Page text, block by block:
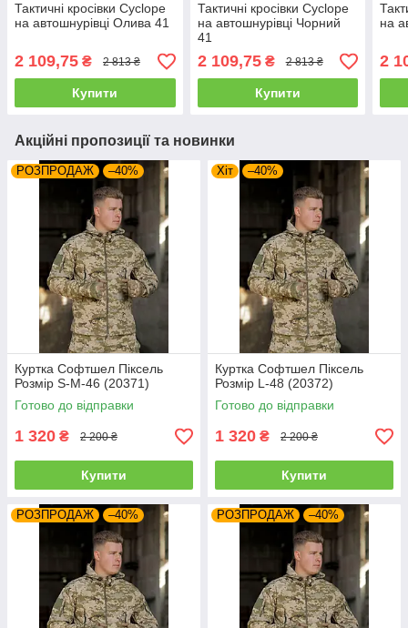
Тактичні кросівки Cyclope
на автошнурівці Олива 41
2 109,75 ₴ 2 813 ₴
Купити
Тактичні кросівки Cyclope
на автошнурівці Чорний
41
2 109,75₴ 2 813 ₴
Купити
на
2
Акційні пропозиції та новинки
РОЗПРОДАЖ –40%
Куртка Софтшел Піксель
Розмір S-M-46 (20371)
Готово до відправки
1 320 ₴ 2 200 ₴
Купити
Хіт –40%
Куртка Софтшел Піксель
Розмір L-48 (20372)
Готово до відправки
1 320 ₴ 2 200 ₴
Купити
РОЗПРОДАЖ –40% РОЗПРОДАЖ –40%